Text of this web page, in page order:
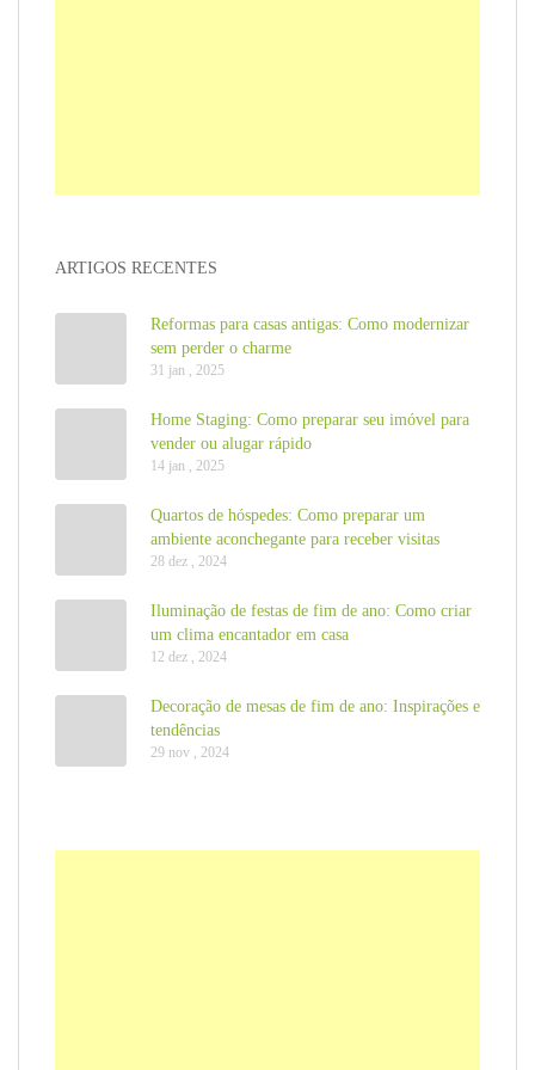
ARTIGOS RECENTES
Reformas para casas antigas: Como modernizar
sem perder o charme
31 jan , 2025
Home Staging: Como preparar seu imóvel para
vender ou alugar rápido
14 jan , 2025
Quartos de hóspedes: Como preparar um
ambiente aconchegante para receber visitas
28 dez , 2024
Iluminação de festas de fim de ano: Como criar
um clima encantador em casa
12 dez , 2024
Decoração de mesas de fim de ano: Inspirações e
tendências
29 nov , 2024